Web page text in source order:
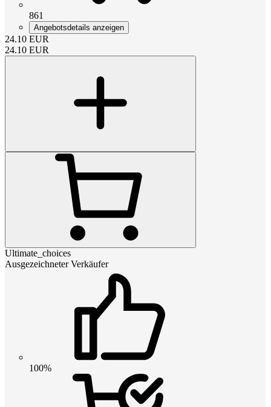
861
Angebotsdetails anzeigen
24.10 EUR
24.10 EUR
Ultimate_choices
Ausgezeichneter Verkäufer
100%